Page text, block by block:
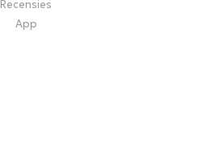
Recensies
App